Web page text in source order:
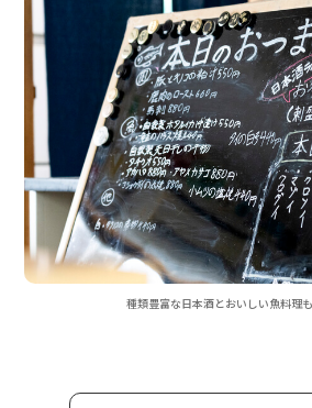
種類豊富な日本酒とおいしい魚料理も